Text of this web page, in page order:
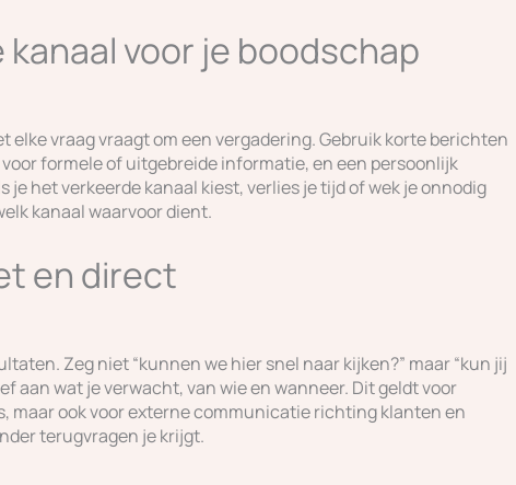
voor je boodschap
elke vraag vraagt om een vergadering. Gebruik korte berichten
formele of uitgebreide informatie, en een persoonlijk
je het verkeerde kanaal kiest, verlies je tijd of wek je onnodig
kanaal waarvoor dient.
en direct
Zeg niet “kunnen we hier snel naar kijken?” maar “kun jij
aan wat je verwacht, van wie en wanneer. Dit geldt voor
maar ook voor externe communicatie richting klanten en
terugvragen je krijgt.